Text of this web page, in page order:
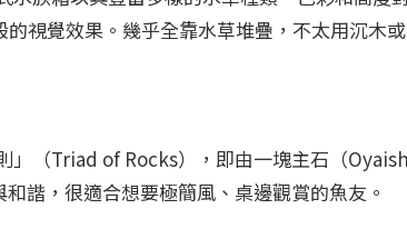
視覺效果。幾乎全靠水草堆疊，不太用沉木
」（Triad of Rocks），即由一塊主石（
諧，很適合想要極簡風、桌邊觀賞的魚友。